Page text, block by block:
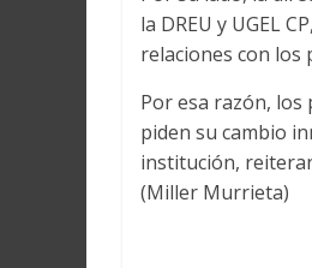
la DREU y UGEL
relaciones con los
Por esa razón,
piden su cambio
institución,
(Miller Murrieta)